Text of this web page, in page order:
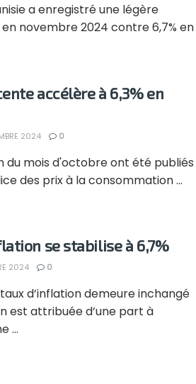
a enregistré une légère
novembre 2024 contre 6,7% en
accélère à 6,3% en
2024 0
du mois d'octobre ont été publiés
des prix à la consommation ...
se stabilise à 6,7%
2024 0
d’inflation demeure inchangé
est attribuée d’une part à
...